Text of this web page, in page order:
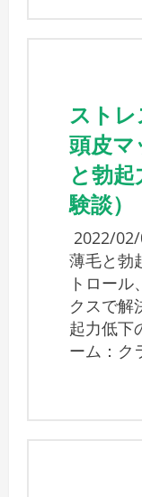
スト
頭皮
と勃
験談）
2022/
薄毛と勃
トロー
クスで解
起力低
ーム：ク